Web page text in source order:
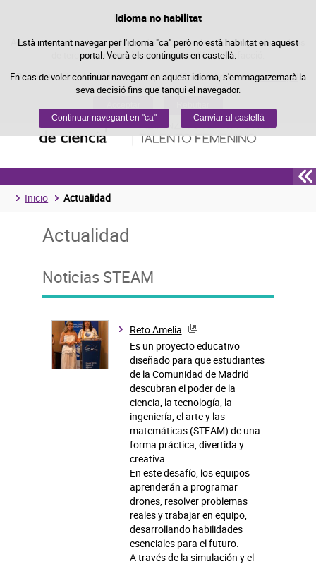
Política de cookies
Aquest lloc web utilitza cookies pròpies per facilitar la navegació i cookies
de tercers per obtenir estadístiques d'ús i satisfacció.
Podeu obtenir més informació a l'apartat "Cookies" del nostreavís legal .
Idioma no habilitat
Està intentant navegar per l'idioma "ca" però no està habilitat en aquest
portal. Veurà els continguts en castellà.
En cas de voler continuar navegant en aquest idioma, s'emmagatzemarà la
seva decisió fins que tanqui el navegador.
Continuar navegant en "ca" Canviar al castellà
Passar al contingut
Inicio Actualidad
Actualidad
Noticias STEAM
Reto Amelia
Es un proyecto educativo
diseñado para que estudiantes
de la Comunidad de Madrid
descubran el poder de la
ciencia, la tecnología, la
ingeniería, el arte y las
matemáticas (STEAM) de una
forma práctica, divertida y
creativa.
En este desafío, los equipos
aprenderán a programar
drones, resolver problemas
reales y trabajar en equipo,
desarrollando habilidades
esenciales para el futuro.
A través de la simulación y el